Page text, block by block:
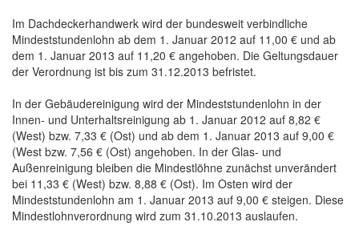
Im Dachdeckerhandwerk wird der bundesweit verbindliche
Mindeststundenlohn ab dem 1. Januar 2012 auf 11,00 € und ab
dem 1. Januar 2013 auf 11,20 € angehoben. Die Geltungsdauer
der Verordnung ist bis zum 31.12.2013 befristet.
In der Gebäudereinigung wird der Mindeststundenlohn in der
Innen- und Unterhaltsreinigung ab 1. Januar 2012 auf 8,82 €
(West) bzw. 7,33 € (Ost) und ab dem 1. Januar 2013 auf 9,00 €
(West bzw. 7,56 € (Ost) angehoben. In der Glas- und
Außenreinigung bleiben die Mindestlöhne zunächst unverändert
bei 11,33 € (West) bzw. 8,88 € (Ost). Im Osten wird der
Mindeststundenlohn am 1. Januar 2013 auf 9,00 € steigen. Diese
Mindestlohnverordnung wird zum 31.10.2013 auslaufen.